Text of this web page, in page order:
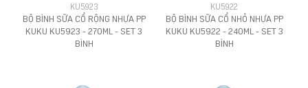
KU5923
BỘ BÌNH SỮA CỔ RỘNG NHỰA PP
KUKU KU5923 - 270ML - SET 3
BÌNH
KU5922
BỘ BÌNH SỮA CỔ NHỎ NHỰA PP
KUKU KU5922 - 240ML - SET 3
BÌNH